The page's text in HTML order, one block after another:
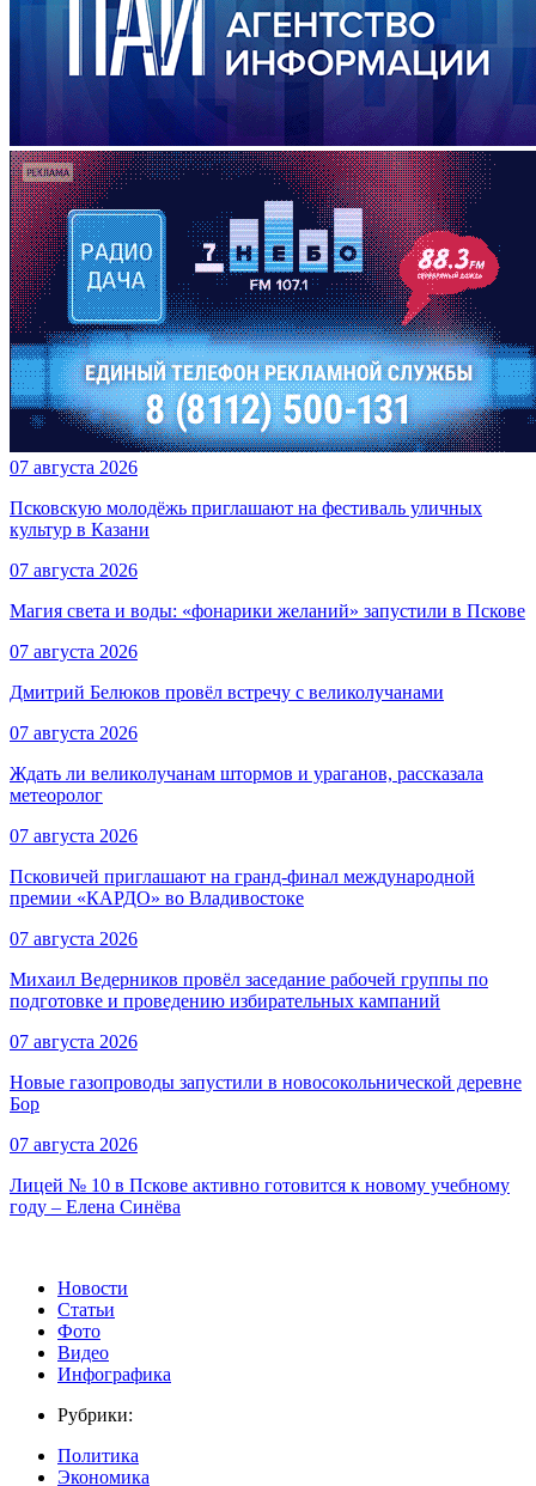
07 августа 2026
Псковскую молодёжь приглашают на фестиваль уличных
культур в Казани
07 августа 2026
Магия света и воды: «фонарики желаний» запустили в Пскове
07 августа 2026
Дмитрий Белюков провёл встречу с великолучанами
07 августа 2026
Ждать ли великолучанам штормов и ураганов, рассказала
метеоролог
07 августа 2026
Псковичей приглашают на гранд‑финал международной
премии «КАРДО» во Владивостоке
07 августа 2026
Михаил Ведерников провёл заседание рабочей группы по
подготовке и проведению избирательных кампаний
07 августа 2026
Новые газопроводы запустили в новосокольнической деревне
Бор
07 августа 2026
Лицей № 10 в Пскове активно готовится к новому учебному
году – Елена Синёва
Новости
Статьи
Фото
Видео
Инфографика
Рубрики:
Политика
Экономика